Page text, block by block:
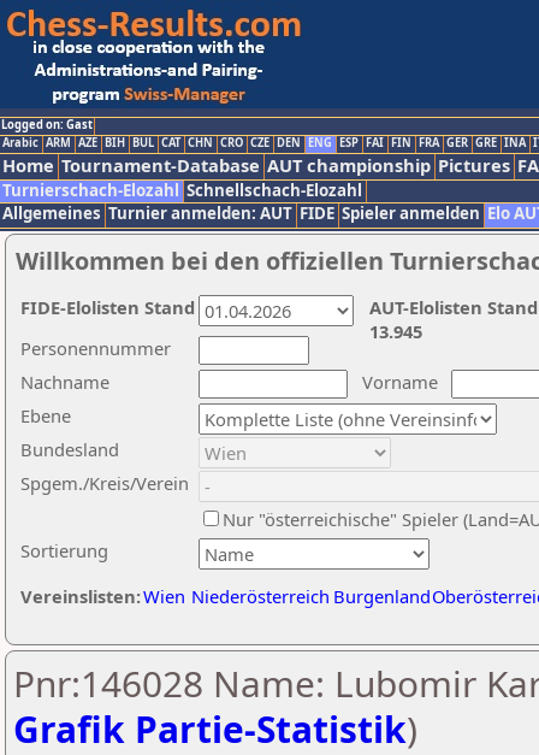
Logged on: Gast
Arabic ARM AZE BIH BUL CAT CHN CRO CZE DEN ENG ESP FAI FIN FRA GER GRE INA
Home Tournament-Database AUT championship Pictures
Turnierschach-Elozahl Schnellschach-Elozahl
Allgemeines Turnier anmelden: AUT FIDE Spieler anmelden Elo
Willkommen bei den offiziellen
Nachname
Vorname
Ebene
Sortierung
Personennummer
Bundesland
Spgem./Kreis/Verein
Nur "österreichische" Spieler
Vereinslisten:Wien Niederösterreich Burgenland
AUT-Elolisten
13.945
FIDE-Elolisten Stand
Pnr:146028 Name: Lubomir
Grafik Partie-Statistik)